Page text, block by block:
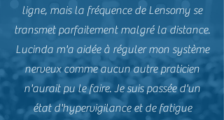
ligne, mais la fréquence de Lensomy se
transmet parfaitement malgré la distance.
Lucinda m'a aidée à réguler mon système
nerveux comme aucun autre praticien
n'aurait pu le faire. Je suis passée d'un
état d'hypervigilance et de fatigue